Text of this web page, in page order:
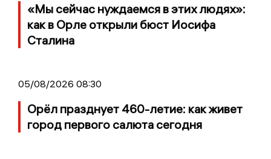
«Мы сейчас нуждаемся в этих людях»:
как в Орле открыли бюст Иосифа
Сталина
05/08/2026 08:30
Орёл празднует 460-летие: как живет
город первого салюта сегодня